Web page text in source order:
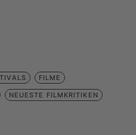
FILME
NEUESTE FILMKRITIKEN